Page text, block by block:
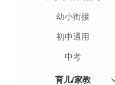
幼小衔接
初中通用
中考
育儿/家教